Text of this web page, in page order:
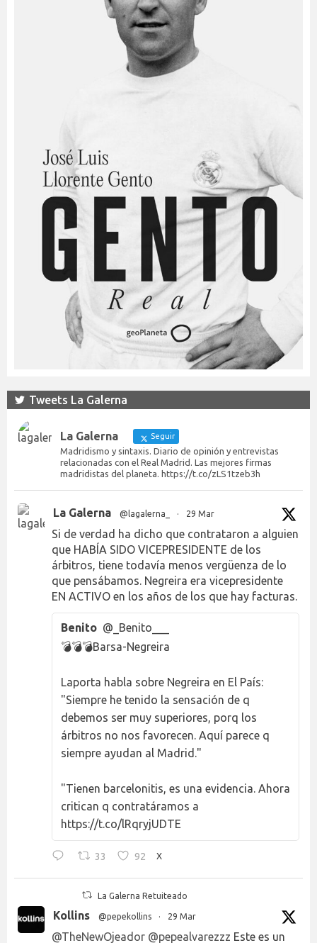
Tweets La Galerna
La Galerna Seguir
Madridismo y sintaxis. Diario de opinión y entrevistas
relacionadas con el Real Madrid. Las mejores firmas
madridistas del planeta. https://t.co/zLS1tzeb3h
La Galerna @lagalerna_ · 29 Mar
Si de verdad ha dicho que contrataron a alguien
que HABÍA SIDO VICEPRESIDENTE de los
árbitros, tiene todavía menos vergüenza de lo
que pensábamos. Negreira era vicepresidente
EN ACTIVO en los años de los que hay facturas.
Benito @_Benito___
💣💣💣Barsa-Negreira
Laporta habla sobre Negreira en El País:
"Siempre he tenido la sensación de q
debemos ser muy superiores, porq los
árbitros no nos favorecen. Aquí parece q
siempre ayudan al Madrid."
"Tienen barcelonitis, es una evidencia. Ahora
critican q contratáramos a
https://t.co/lRqryjUDTE
33 92 X
La Galerna Retuiteado
Kollins @pepekollins · 29 Mar
@TheNewOjeador @pepealvarezzz Este es un